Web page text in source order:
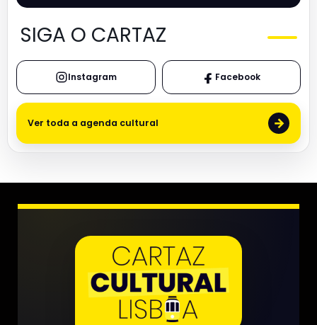
SIGA O CARTAZ
Instagram Facebook
Ver toda a agenda cultural →